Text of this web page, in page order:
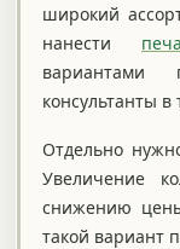
широкий
нанести
вариантами
консультанты
Отдельно
Увеличение
снижению
такой вариант